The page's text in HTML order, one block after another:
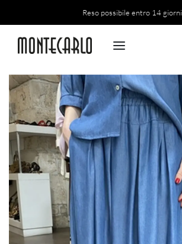
Reso possibile entro 14 giorni.